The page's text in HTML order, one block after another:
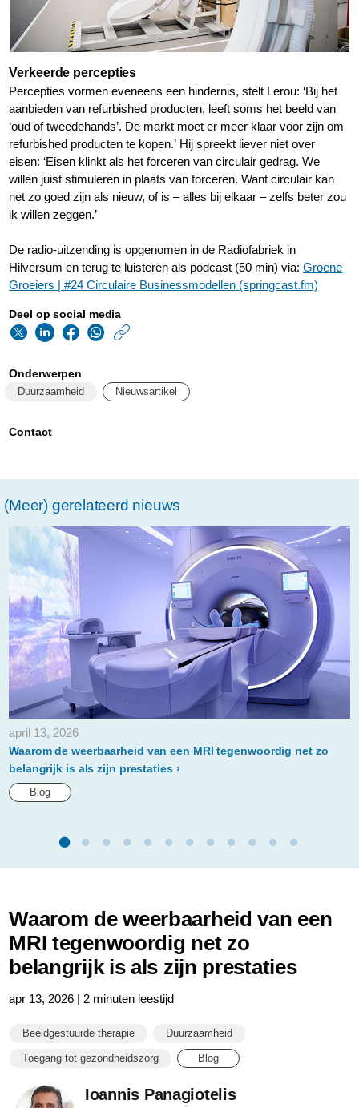
Verkeerde percepties
Percepties vormen eveneens een hindernis, stelt Lerou: ‘Bij het
aanbieden van refurbished producten, leeft soms het beeld van
‘oud of tweedehands’. De markt moet er meer klaar voor zijn om
refurbished producten te kopen.’ Hij spreekt liever niet over
eisen: ‘Eisen klinkt als het forceren van circulair gedrag. We
willen juist stimuleren in plaats van forceren. Want circulair kan
net zo goed zijn als nieuw, of is – alles bij elkaar – zelfs beter zou
ik willen zeggen.’
De radio-uitzending is opgenomen in de Radiofabriek in
Hilversum en terug te luisteren als podcast (50 min) via:Groene
Groeiers | #24 Circulaire Businessmodellen (springcast.fm)
Deel op social media
philips-
podcast-
groene-
groeiers.html
Onderwerpen
Duurzaamheid Nieuwsartikel
Contact
(Meer) gerelateerd nieuws
april 13, 2026
Waarom de weerbaarheid van een MRI tegenwoordig net zo
belangrijk is als zijn prestaties
Blog
Waarom de weerbaarheid van een
MRI tegenwoordig net zo
belangrijk is als zijn prestaties
apr 13, 2026 | 2 minuten leestijd
Beeldgestuurde therapie Duurzaamheid
Toegang tot gezondheidszorg Blog
Ioannis Panagiotelis